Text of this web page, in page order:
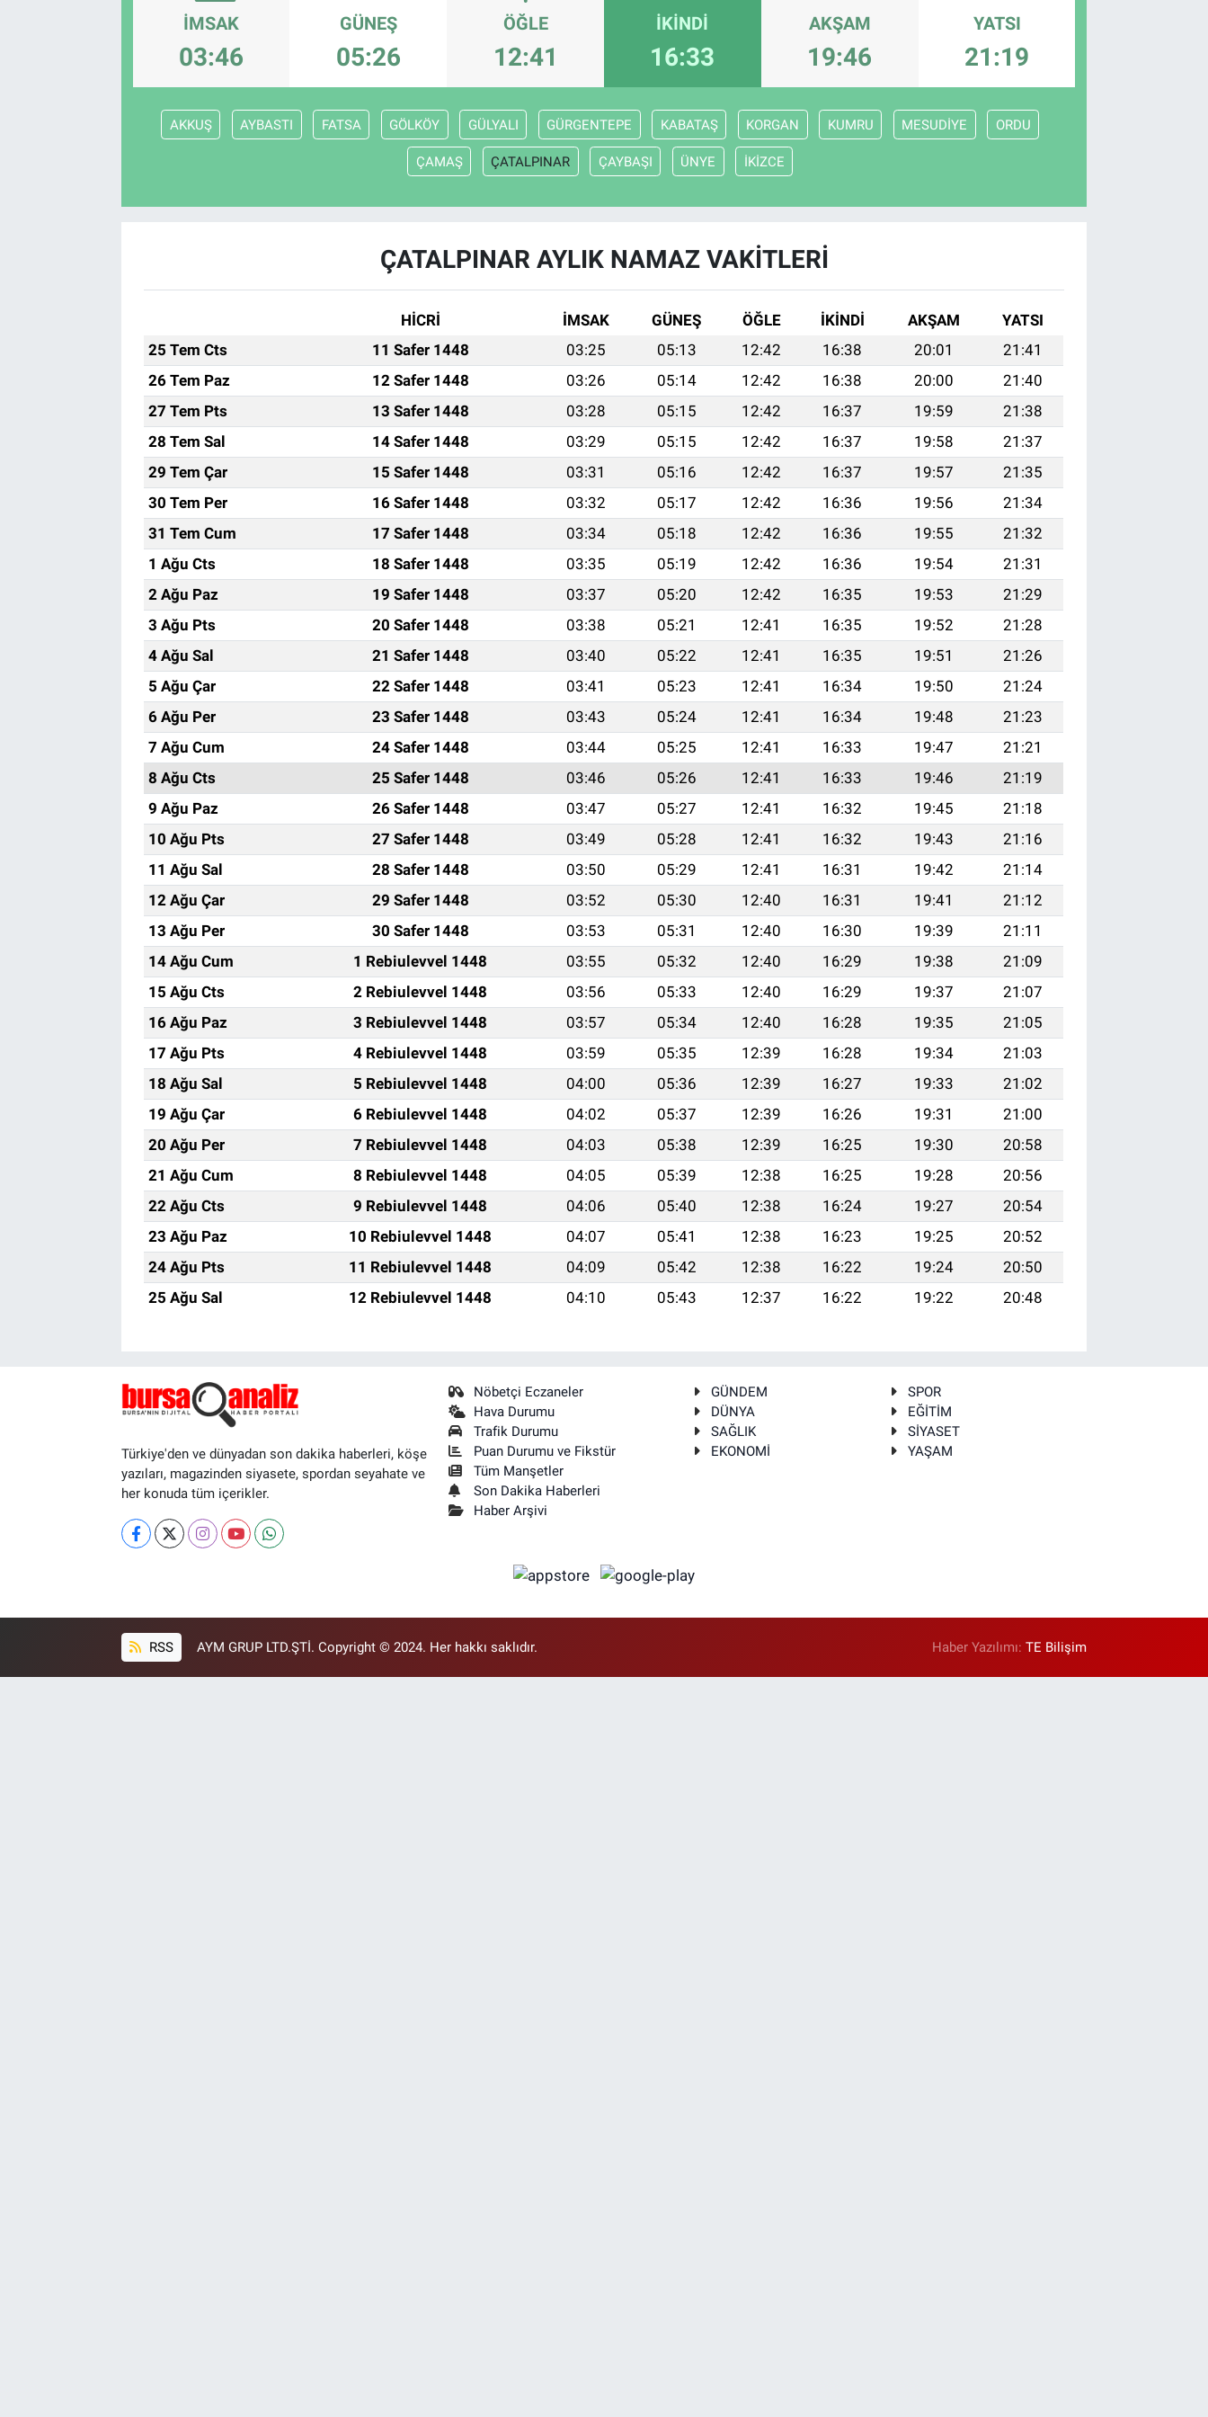
İMSAK
03:46
GÜNEŞ
05:26
ÖĞLE
12:41
İKINDI
16:33
AKŞAM
19:46
YATSI
21:19
AKKUŞ AYBASTI FATSA GÖLKÖY GÜLYALI GÜRGENTEPE KABATAŞ KORGAN KUMRU MESUDİYE ORDU
ÇAMAŞ ÇATALPINAR ÇAYBAŞI ÜNYE İKİZCE
ÇATALPINAR AYLIK NAMAZ VAKITLERI
HİCRİ İMSAK GÜNEŞ ÖĞLE İKINDI AKŞAM
YATSI
25 Tem Cts
11 Safer 1448 03:25 05:13 12:42 16:38 20:01
21:41
26 Tem Paz
12 Safer 1448 03:26 05:14 12:42 16:38 20:00
21:40
27 Tem Pts
13 Safer 1448 03:28 05:15 12:42 16:37 19:59
21:38
28 Tem Sal
14 Safer 1448 03:29 05:15 12:42 16:37 19:58
21:37
29 Tem Çar
15 Safer 1448 03:31 05:16 12:42 16:37 19:57
21:35
30 Tem Per
16 Safer 1448 03:32 05:17 12:42 16:36 19:56
21:34
31 Tem Cum
17 Safer 1448 03:34 05:18 12:42 16:36 19:55
21:32
1 Ağu Cts
18 Safer 1448 03:35 05:19 12:42 16:36 19:54
21:31
2 Ağu Paz
19 Safer 1448 03:37 05:20 12:42 16:35 19:53
21:29
3 Ağu Pts
20 Safer 1448 03:38 05:21 12:41 16:35 19:52
21:28
4 Ağu Sal
21 Safer 1448 03:40 05:22 12:41 16:35 19:51
21:26
5 Ağu Çar
22 Safer 1448 03:41 05:23 12:41 16:34 19:50
21:24
6 Ağu Per
23 Safer 1448 03:43 05:24 12:41 16:34 19:48
21:23
7 Ağu Cum
24 Safer 1448 03:44 05:25 12:41 16:33 19:47
21:21
8 Ağu Cts
25 Safer 1448 03:46 05:26 12:41 16:33 19:46
21:19
9 Ağu Paz
26 Safer 1448 03:47 05:27 12:41 16:32 19:45
21:18
10 Ağu Pts
27 Safer 1448 03:49 05:28 12:41 16:32 19:43
21:16
11 Ağu Sal
28 Safer 1448 03:50 05:29 12:41 16:31 19:42
21:14
12 Ağu Çar
29 Safer 1448 03:52 05:30 12:40 16:31 19:41
21:12
13 Ağu Per
30 Safer 1448 03:53 05:31 12:40 16:30 19:39
21:11
14 Ağu Cum
1 Rebiulevvel 1448 03:55 05:32 12:40 16:29 19:38
21:09
15 Ağu Cts
2 Rebiulevvel 1448 03:56 05:33 12:40 16:29 19:37
21:07
16 Ağu Paz
3 Rebiulevvel 1448 03:57 05:34 12:40 16:28 19:35
21:05
17 Ağu Pts
4 Rebiulevvel 1448 03:59 05:35 12:39 16:28 19:34
21:03
18 Ağu Sal
5 Rebiulevvel 1448 04:00 05:36 12:39 16:27 19:33
21:02
19 Ağu Çar
6 Rebiulevvel 1448 04:02 05:37 12:39 16:26 19:31
21:00
20 Ağu Per
7 Rebiulevvel 1448 04:03 05:38 12:39 16:25 19:30
20:58
21 Ağu Cum
8 Rebiulevvel 1448 04:05 05:39 12:38 16:25 19:28
20:56
22 Ağu Cts
9 Rebiulevvel 1448 04:06 05:40 12:38 16:24 19:27
20:54
23 Ağu Paz
10 Rebiulevvel 1448 04:07 05:41 12:38 16:23 19:25
20:52
24 Ağu Pts
11 Rebiulevvel 1448 04:09 05:42 12:38 16:22 19:24
20:50
25 Ağu Sal
12 Rebiulevvel 1448 04:10 05:43 12:37 16:22 19:22 20:48
Türkiye'den ve dünyadan son dakika haberleri, köşe
yazıları, magazinden siyasete, spordan seyahate ve
her konuda tüm içerikler.
Nöbetçi Eczaneler
Hava Durumu
Trafik Durumu
Puan Durumu ve Fikstür
Tüm Manşetler
Son Dakika Haberleri
Haber Arşivi
GÜNDEM
SPOR
DÜNYA
EĞİTİM
SAĞLIK
SİYASET
EKONOMİ
YAŞAM
RSS AYM GRUP LTD.ŞTİ. Copyright © 2024. Her hakkı saklıdır. Haber Yazılımı:TE Bilişim